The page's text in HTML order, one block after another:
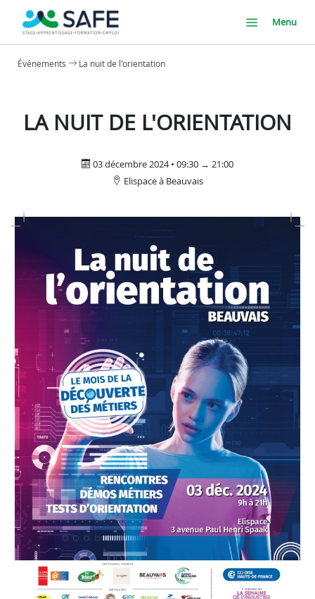
Menu
Événements La nuit de l'orientation
LA NUIT DE L'ORIENTATION
03 décembre 2024 • 09:30 → 21:00
Elispace à Beauvais